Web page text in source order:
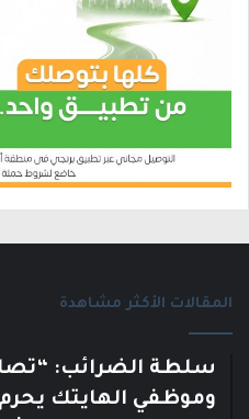
المقالات الأكثر مشاهدة
سلطة الضرائب:
وموظفي الهايتك